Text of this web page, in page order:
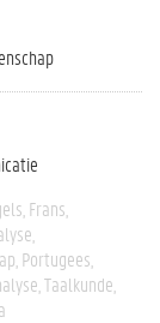
Frans
Portugees
Taalkunde